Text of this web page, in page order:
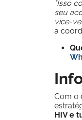
"Isso
seu
vice-
a
Com o
HIV e